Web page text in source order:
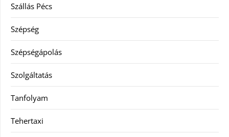
Szállás Pécs
Szépség
Szépségápolás
Szolgáltatás
Tanfolyam
Tehertaxi